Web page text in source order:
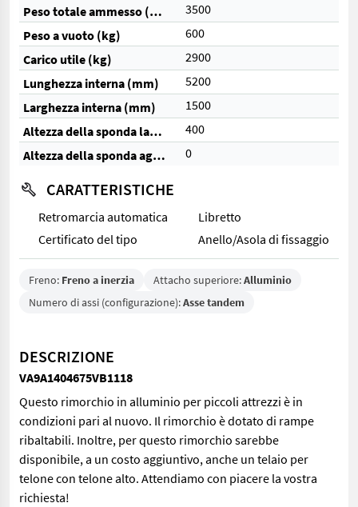
Peso totale ammesso (kg)
3500
Peso a vuoto (kg)
600
Carico utile (kg)
2900
Lunghezza interna (mm)
5200
Larghezza interna (mm)
1500
Altezza della sponda laterale (mm)
400
Altezza della sponda aggiuntiva (mm)
0
CARATTERISTICHE
Retromarcia automatica
Libretto
Certificato del tipo
Anello/Asola di fissaggio
Freno: Freno a inerzia Attacho superiore:Alluminio
Numero di assi (configurazione):Asse tandem
DESCRIZIONE
VA9A1404675VB1118
Questo rimorchio in alluminio per piccoli attrezzi è in
condizioni pari al nuovo. Il rimorchio è dotato di rampe
ribaltabili. Inoltre, per questo rimorchio sarebbe
disponibile, a un costo aggiuntivo, anche un telaio per
telone con telone alto. Attendiamo con piacere la vostra
richiesta!